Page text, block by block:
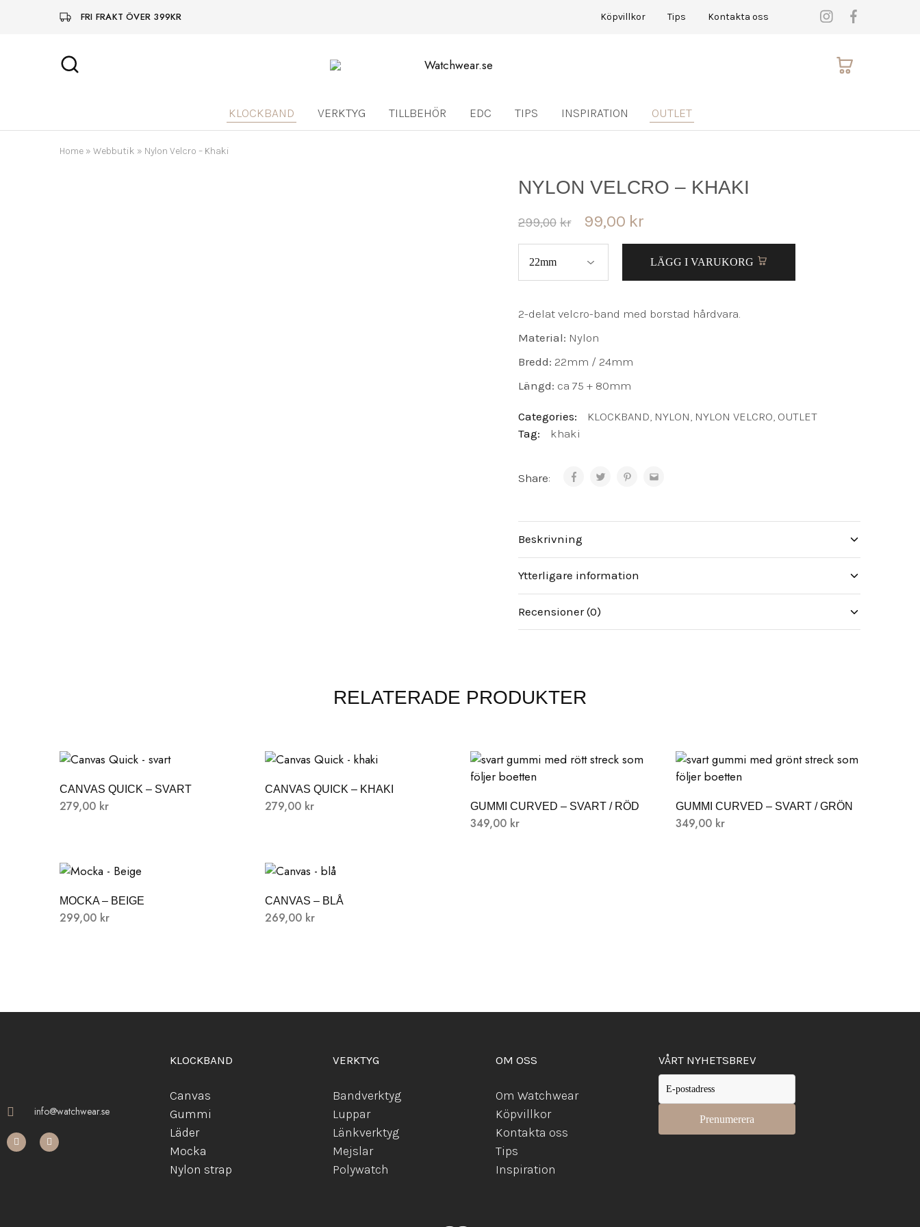
FRI FRAKT ÖVER 399KR Köpvillkor Tips Kontakta oss
Watchwear.se
Watch
watch
accessories
KLOCKBAND VERKTYG TILLBEHÖR EDC TIPS INSPIRATION OUTLET
Home » Webbutik » Nylon Velcro – Khaki
NYLON VELCRO – KHAKI
299,00 kr 99,00 kr
LÄGG I VARUKORG
2-delat velcro-band med borstad hårdvara.
Material: Nylon
Bredd: 22mm / 24mm
Längd: ca 75 + 80mm
Categories: KLOCKBAND, NYLON, NYLON VELCRO, OUTLET
Tag:
khaki
Share:
Beskrivning
Ytterligare information
Recensioner (0)
RELATERADE PRODUKTER
CANVAS QUICK – SVART
279,00 kr
CANVAS QUICK – KHAKI
279,00 kr GUMMI CURVED – SVART / RÖD
349,00 kr
GUMMI CURVED – SVART / GRÖN
349,00 kr
MOCKA – BEIGE
299,00 kr
CANVAS – BLÅ
269,00 kr
info@watchwear.se
KLOCKBAND
Canvas
Gummi
Läder
Mocka
Nylon strap
VERKTYG
Bandverktyg
Luppar
Länkverktyg
Mejslar
Polywatch
OM OSS
Om Watchwear
Köpvillkor
Kontakta oss
Tips
Inspiration
VÅRT NYHETSBREV